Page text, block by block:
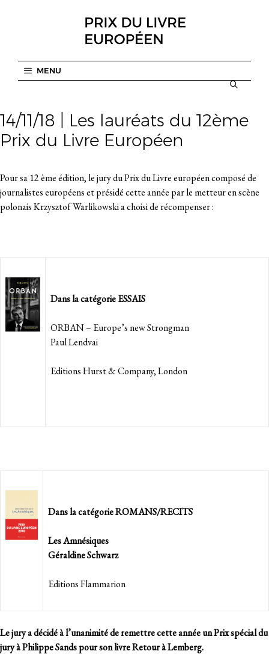
MENU
14/11/18 | Les lauréats du 12ème
Prix du Livre Européen
Pour sa 12 ème édition, le jury du Prix du Livre européen composé de
journalistes européens et présidé cette année par le metteur en scène
polonais Krzysztof Warlikowski a choisi de récompenser :
Dans la catégorie ESSAIS
ORBAN – Europe’s new Strongman
Paul Lendvai
Editions Hurst & Company, London
Dans la catégorie ROMANS/RECITS
Les Amnésiques
Géraldine Schwarz
Editions Flammarion
Le jury a décidé à l’unanimité de remettre cette année un Prix spécial du
jury à Philippe Sands pour son livre Retour à Lemberg.